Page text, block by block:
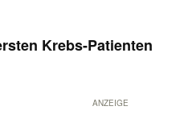
Krebs-Patienten
ANZEIGE